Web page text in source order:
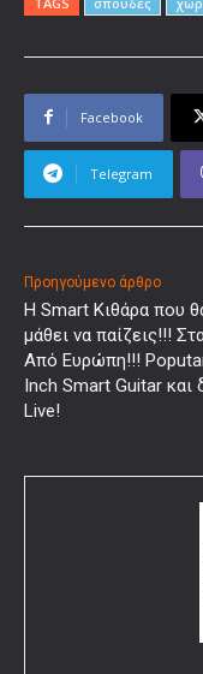
Facebook
Telegram
Προηγούμενο άρθρο
Η Smart Κιθάρα που
μάθει να παίζεις!!!
Από Ευρώπη!!!
Inch Smart Guitar και
Live!